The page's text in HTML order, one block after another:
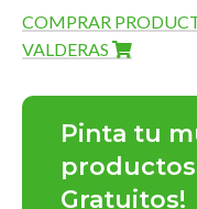
Amplia
Pinturas Jafepofrece
alta calidad que
impecablesy fácil
Pinturas para
COMPRAR
VALDERAS
Pinta tu
productos
Gratuitos!